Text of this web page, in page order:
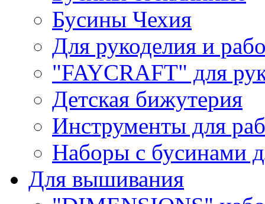
Бусины Чехия
Для рукоделия и
"FAYCRAFT" для
Детская бижутерия
Инструменты для
Наборы с бусинами
Для вышивания